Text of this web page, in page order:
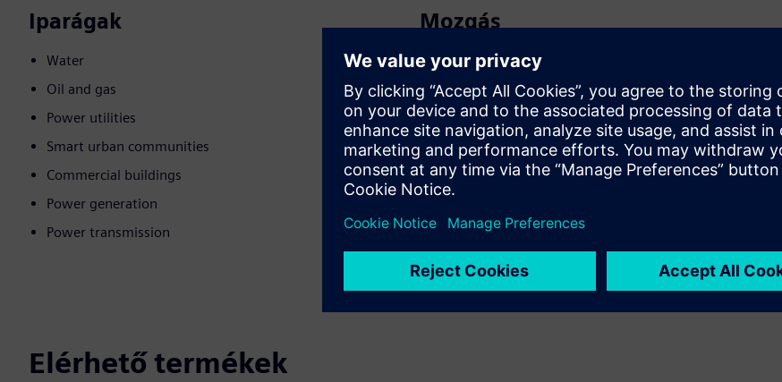
Iparágak
Water
Oil and gas
Power utilities
Smart urban communities
Commercial buildings
Power generation
Power transmission
Mozgás
Build
Új termék létrehozásával bővíti vagy építi
teremékkínálatát a Siemens Xcelerator termékre /
megoldásra építve, illetve új megoldást hoz létre ügyfelek
számára a Siemens Xcelerator termék és a saját termék
integrálásával
Elérhető termékek